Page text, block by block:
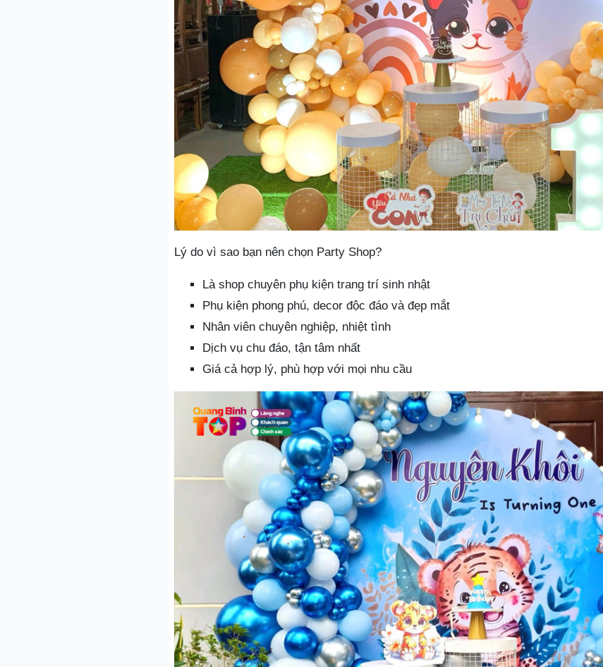
Lý do vì sao bạn nên chọn Party Shop?
Là shop chuyên phụ kiện trang trí sinh nhật
Phụ kiện phong phú, decor độc đáo và đẹp mắt
Nhân viên chuyên nghiệp, nhiệt tình
Dịch vụ chu đáo, tận tâm nhất
Giá cả hợp lý, phù hợp với mọi nhu cầu